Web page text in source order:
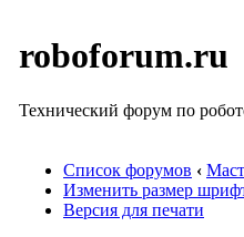
roboforum.ru
Технический форум по
Список форумов ‹
Изменить размер
Версия для печати